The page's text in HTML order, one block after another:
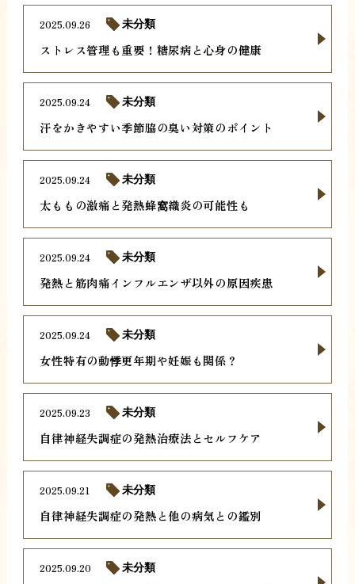
ストレス管理も重要！糖尿病と心身の健康
2025.09.26 未分類
汗をかきやすい季節脇の臭い対策のポイント
2025.09.24 未分類
太ももの激痛と発熱蜂窩織炎の可能性も
2025.09.24 未分類
発熱と筋肉痛インフルエンザ以外の原因疾患
2025.09.24 未分類
女性特有の動悸更年期や妊娠も関係？
2025.09.24 未分類
自律神経失調症の発熱治療法とセルフケア
2025.09.23 未分類
自律神経失調症の発熱と他の病気との鑑別
2025.09.21 未分類
2025.09.20 未分類